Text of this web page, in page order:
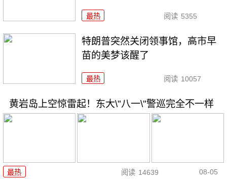
最热 阅读 5355
特朗普突然关闭领事馆，高市早
苗的美梦该醒了
最热 阅读 10057
黄岩岛上空惊雷起！东大\"八一\"警巡完全不一样
最热 阅读 14639 08-05